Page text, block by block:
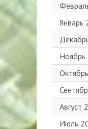
Январь
Ноябрь
Август
Июль